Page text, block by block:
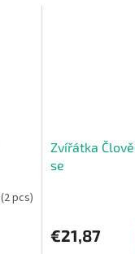
(2 pcs)
Zvířátka
se
€21,87